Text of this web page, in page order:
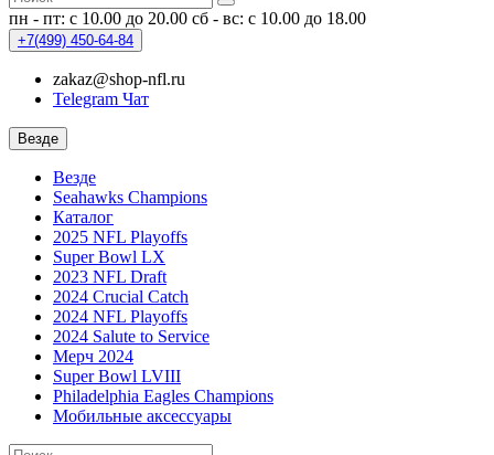
пн - пт: с 10.00 до 20.00 сб - вс: с 10.00 до 18.00
+7(499) 450-64-84
zakaz@shop-nfl.ru
Telegram Чат
Везде
Везде
Seahawks Champions
Каталог
2025 NFL Playoffs
Super Bowl LX
2023 NFL Draft
2024 Crucial Catch
2024 NFL Playoffs
2024 Salute to Service
Мерч 2024
Super Bowl LVIII
Philadelphia Eagles Champions
Мобильные аксессуары